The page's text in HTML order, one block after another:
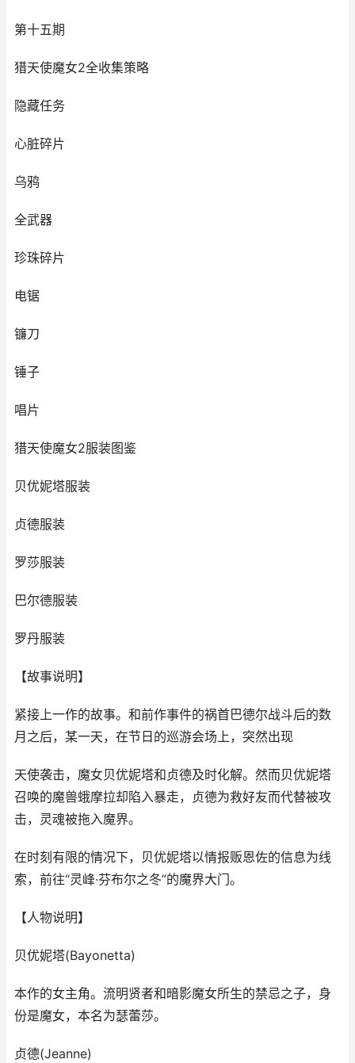
第十五期
猎天使魔女2全收集策略
隐藏任务
心脏碎片
乌鸦
全武器
珍珠碎片
电锯
镰刀
锤子
唱片
猎天使魔女2服装图鉴
贝优妮塔服装
贞德服装
罗莎服装
巴尔德服装
罗丹服装
【故事说明】
紧接上一作的故事。和前作事件的祸首巴德尔战斗后的数
月之后，某一天，在节日的巡游会场上，突然出现
天使袭击，魔女贝优妮塔和贞德及时化解。然而贝优妮塔
召唤的魔兽蛾摩拉却陷入暴走，贞德为救好友而代替被攻
击，灵魂被拖入魔界。
在时刻有限的情况下，贝优妮塔以情报贩恩佐的信息为线
索，前往“灵峰·芬布尔之冬”的魔界大门。
【人物说明】
贝优妮塔(Bayonetta)
本作的女主角。流明贤者和暗影魔女所生的禁忌之子，身
份是魔女，本名为瑟蕾莎。
贞德(Jeanne)